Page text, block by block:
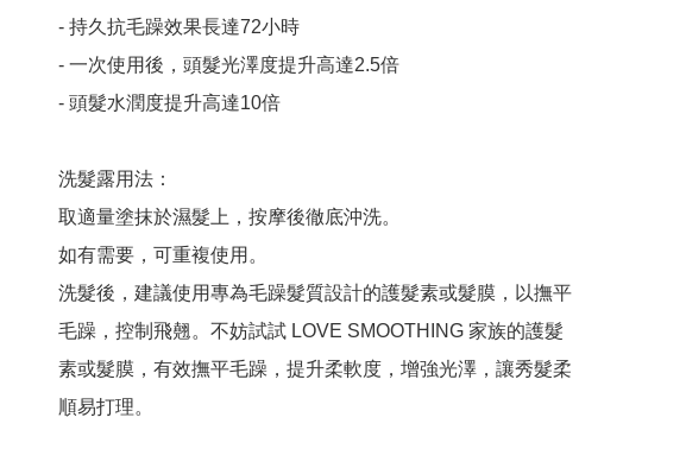
- 持久抗毛躁效果長達72小時
- 一次使用後，頭髮光澤度提升高達2.5倍
- 頭髮水潤度提升高達10倍
洗髮露用法：
取適量塗抹於濕髮上，按摩後徹底沖洗。
如有需要，可重複使用。
洗髮後，建議使用專為毛躁髮質設計的護髮素或髮膜，以撫平
毛躁，控制飛翹。不妨試試 LOVE SMOOTHING 家族的護髮
素或髮膜，有效撫平毛躁，提升柔軟度，增強光澤，讓秀髮柔
順易打理。